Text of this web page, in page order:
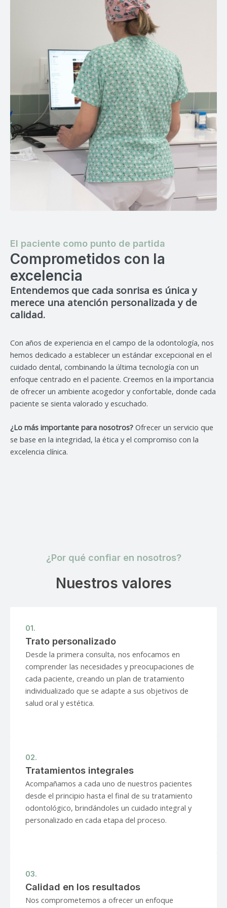
El paciente como punto de partida
Comprometidos con la
excelencia
Entendemos que cada sonrisa es única y
merece una atención personalizada y de
calidad.
Con años de experiencia en el campo de la odontología, nos
hemos dedicado a establecer un estándar excepcional en el
cuidado dental, combinando la última tecnología con un
enfoque centrado en el paciente. Creemos en la importancia
de ofrecer un ambiente acogedor y confortable, donde cada
paciente se sienta valorado y escuchado.
¿Lo más importante para nosotros? Ofrecer un servicio que
se base en la integridad, la ética y el compromiso con la
excelencia clínica.
¿Por qué confiar en nosotros?
Nuestros valores
01.
Trato personalizado
Desde la primera consulta, nos enfocamos en
comprender las necesidades y preocupaciones de
cada paciente, creando un plan de tratamiento
individualizado que se adapte a sus objetivos de
salud oral y estética.
02.
Tratamientos integrales
Acompañamos a cada uno de nuestros pacientes
desde el principio hasta el final de su tratamiento
odontológico, brindándoles un cuidado integral y
personalizado en cada etapa del proceso.
03.
Calidad en los resultados
Nos comprometemos a ofrecer un enfoque